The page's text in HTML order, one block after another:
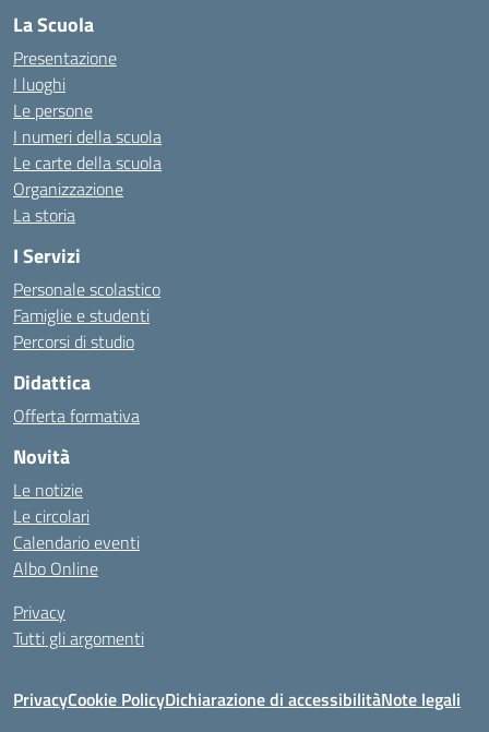
La Scuola
Presentazione
I luoghi
Le persone
I numeri della scuola
Le carte della scuola
Organizzazione
La storia
I Servizi
Personale scolastico
Famiglie e studenti
Percorsi di studio
Didattica
Offerta formativa
Novità
Le notizie
Le circolari
Calendario eventi
Albo Online
Privacy
Tutti gli argomenti
PrivacyCookie PolicyDichiarazione di accessibilitàNote legali